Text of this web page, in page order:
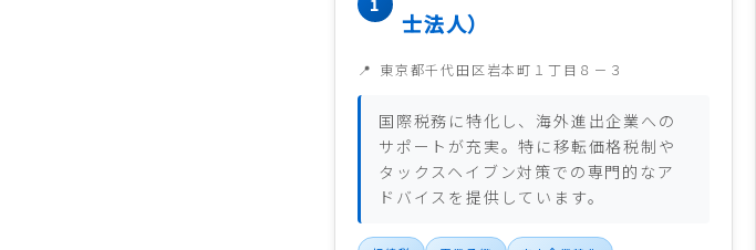
士法人）
東京都千代田区岩本町１丁目８－３
国際税務に特化し、海外進出企業への
サポートが充実。特に移転価格税制や
タックスヘイブン対策での専門的なア
ドバイスを提供しています。